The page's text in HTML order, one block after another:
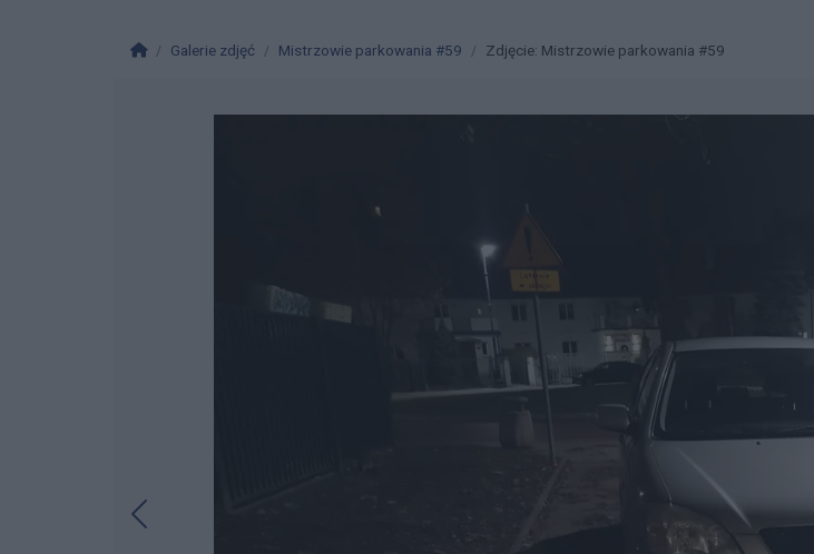
Strona główna
Galerie zdjęć Mistrzowie parkowania #59 Zdjęcie: Mistrzowie parkowania #59